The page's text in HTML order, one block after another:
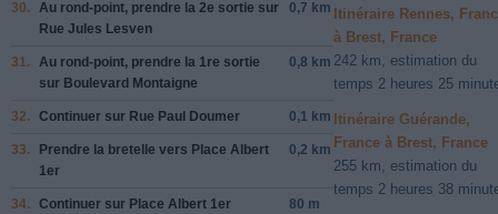
30. Au rond-point, prendre la 2e sortie sur
Rue Jules Lesven
0,7 km
31. Au rond-point, prendre la 1re sortie
sur Boulevard Montaigne
0,8 km
32. Continuer sur Rue Paul Doumer 0,1 km
33. Prendre la bretelle vers Place Albert
1er
0,2 km
34. Continuer sur Place Albert 1er 80 m
Itinéraire Rennes,
à Brest, France
242 km, estimation du
temps 2 heures 25
Itinéraire Guérande,
France à Brest, France
255 km, estimation du
temps 2 heures 38